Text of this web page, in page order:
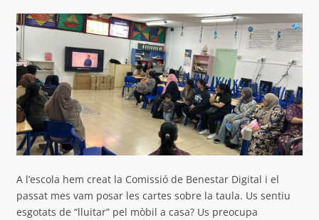
A l’escola hem creat la Comissió de Benestar Digital i el
passat mes vam posar les cartes sobre la taula. Us sentiu
esgotats de “lluitar” pel mòbil a casa? Us preocupa